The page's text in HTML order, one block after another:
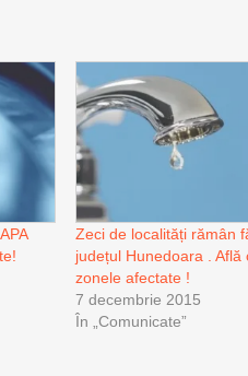
Zeci de localități rămân
județul Hunedoara . Află
zonele afectate !
7 decembrie 2015
În „Comunicate”